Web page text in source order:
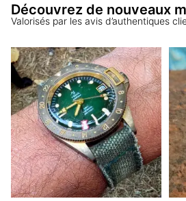
Découvrez de nouveaux
Valorisés par les avis d’authentiques